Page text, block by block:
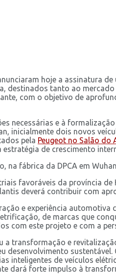
hoje a assinatura
destinados tanto ao
com o objetivo de
necessárias e à
inicialmente dois novos
pela Peugeot no Salão do
de crescimento
na fábrica da DPCA em
favoráveis da província de
deverá contribuir com
e experiência
de marcas que
com este projeto e com a
a transformação e
desenvolvimento
inteligentes de veículos
dará forte impulso à